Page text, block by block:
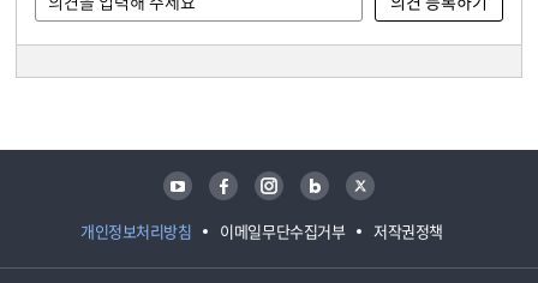
개인정보처리방침 이메일무단수집거부 저작권정책
유튜브 페이스북 인스타그램 블로그 트위터